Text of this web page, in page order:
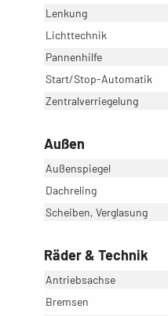
Lenkung
Lichttechnik
Pannenhilfe
Start/Stop-Automatik
Zentralverriegelung
Außen
Außenspiegel
Dachreling
Scheiben, Verglasung
Räder & Technik
Antriebsachse
Bremsen